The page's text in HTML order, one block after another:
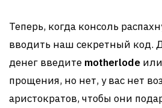
Теперь, когда консоль
вводить наш секретный код.
денег введите motherlode или
прощения, но нет, у вас нет
аристократов, чтобы они